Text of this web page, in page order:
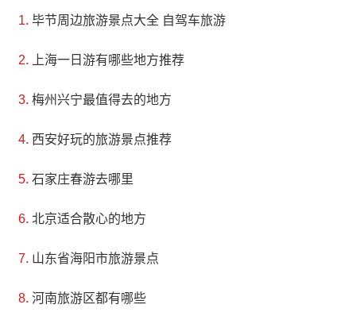
绍了自治县境内丰富多彩的自然资源，包括水产、植
物、畜牧和湿地鸟类等，以景箱、实物标本的形式展
引力的文化场所。
4、妙因寺
评级：AAA
地址：松原市前郭尔罗斯蒙古族自治县南湖大路
妙因寺是吉林省著名的藏传佛教古刹之一，始建于
毕节周边旅游景点大全 自驾车旅游
上海一日游有哪些地方推荐
梅州兴宁最值得去的地方
西安好玩的旅游景点推荐
石家庄春游去哪里
北京适合散心的地方
山东省海阳市旅游景点
河南旅游区都有哪些